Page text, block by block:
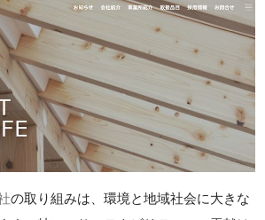
の取り組みは、環境と地域社会に大きな